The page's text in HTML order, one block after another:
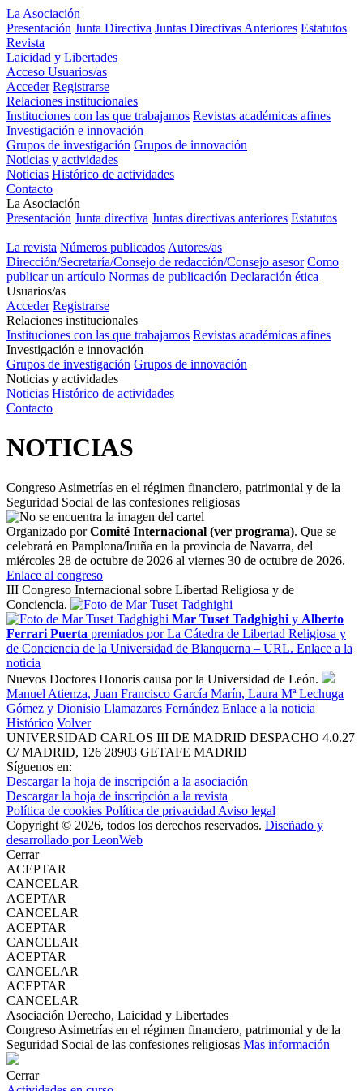
La Asociación
Presentación Junta Directiva Juntas Directivas Anteriores Estatutos
Revista
Laicidad y Libertades
Acceso Usuarios/as
Acceder Registrarse
Relaciones institucionales
Instituciones con las que trabajamos Revistas académicas afines
Investigación e innovación
Grupos de investigación Grupos de innovación
Noticias y actividades
Noticias Histórico de actividades
Contacto
La Asociación
Presentación Junta directiva Juntas directivas anteriores Estatutos
La revista Números publicados Autores/as
Dirección/Secretaría/Consejo de redacción/Consejo asesor Como
publicar un artículo Normas de publicación Declaración ética
Usuarios/as
Acceder Registrarse
Relaciones institucionales
Instituciones con las que trabajamos Revistas académicas afines
Investigación e innovación
Grupos de investigación Grupos de innovación
Noticias y actividades
Noticias Histórico de actividades
Contacto
NOTICIAS
Congreso Asimetrías en el régimen financiero, patrimonial y de la
Seguridad Social de las confesiones religiosas
Organizado porComité Internacional (ver programa). Que se
celebrará en Pamplona/Iruña en la provincia de Navarra, del
miércoles 28 de octubre de 2026 al viernes 30 de octubre de 2026.
Enlace al congreso
III Congreso Internacional sobre Libertad Religiosa y de
Conciencia.
Mar Tuset Tadghighi y Alberto
Ferrari Puerta premiados por La Cátedra de Libertad Religiosa y
de Conciencia de la Universidad de Blanquerna – URL. Enlace a la
noticia
Nuevos Doctores Honoris causa por la Universidad de León.
Manuel Atienza, Juan Francisco García Marín, Laura Mª Lechuga
Gómez y Dionisio Llamazares Fernández Enlace a la noticia
Histórico Volver
UNIVERSIDAD CARLOS III DE MADRID DESPACHO 4.0.27
C/ MADRID, 126 28903 GETAFE MADRID
Síguenos en:
Descargar la hoja de inscripción a la asociación
Descargar la hoja de inscripción a la revista
Política de cookies Política de privacidad Aviso legal
Copyright © 2026, todos los derechos reservados. Diseñado y
desarrollado por LeonWeb
Cerrar
ACEPTAR
CANCELAR
ACEPTAR
CANCELAR
ACEPTAR
CANCELAR
ACEPTAR
CANCELAR
ACEPTAR
CANCELAR
Asociación Derecho, Laicidad y Libertades
Congreso Asimetrías en el régimen financiero, patrimonial y de la
Seguridad Social de las confesiones religiosas Mas información
Cerrar